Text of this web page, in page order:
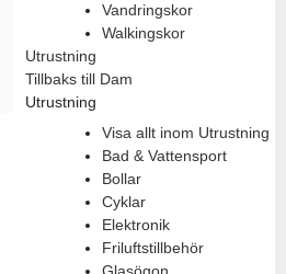
Vandringskor
Walkingskor
Utrustning
Tillbaks till Dam
Utrustning
Visa allt inom Utrustning
Bad & Vattensport
Bollar
Cyklar
Elektronik
Friluftstillbehör